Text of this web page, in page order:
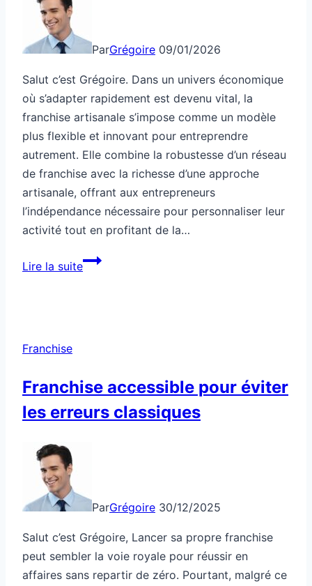
ParGrégoire 09/01/2026
Salut c’est Grégoire. Dans un univers économique
où s’adapter rapidement est devenu vital, la
franchise artisanale s’impose comme un modèle
plus flexible et innovant pour entreprendre
autrement. Elle combine la robustesse d’un réseau
de franchise avec la richesse d’une approche
artisanale, offrant aux entrepreneurs
l’indépendance nécessaire pour personnaliser leur
activité tout en profitant de la…
Lire la suiteFranchise
Franchise
Franchise accessible pour éviter
les erreurs classiques
ParGrégoire 30/12/2025
Salut c’est Grégoire, Lancer sa propre franchise
peut sembler la voie royale pour réussir en
affaires sans repartir de zéro. Pourtant, malgré ce